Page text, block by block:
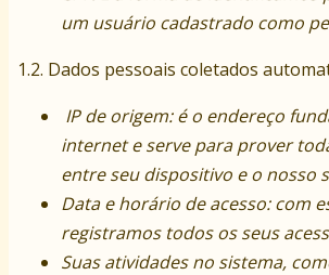
um usuário cadastrado como
1.2. Dados pessoais coletados
IP de origem: é o endereço
internet e serve para prover
entre seu dispositivo e o nosso
Data e horário de acesso: com
registramos todos os seus
Suas atividades no sistema,